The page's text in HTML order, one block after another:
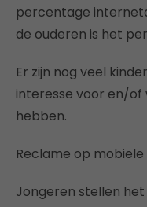
percentage
de ouderen is het
Er zijn nog veel
interesse voor en/
hebben.
Reclame op
Jongeren stellen